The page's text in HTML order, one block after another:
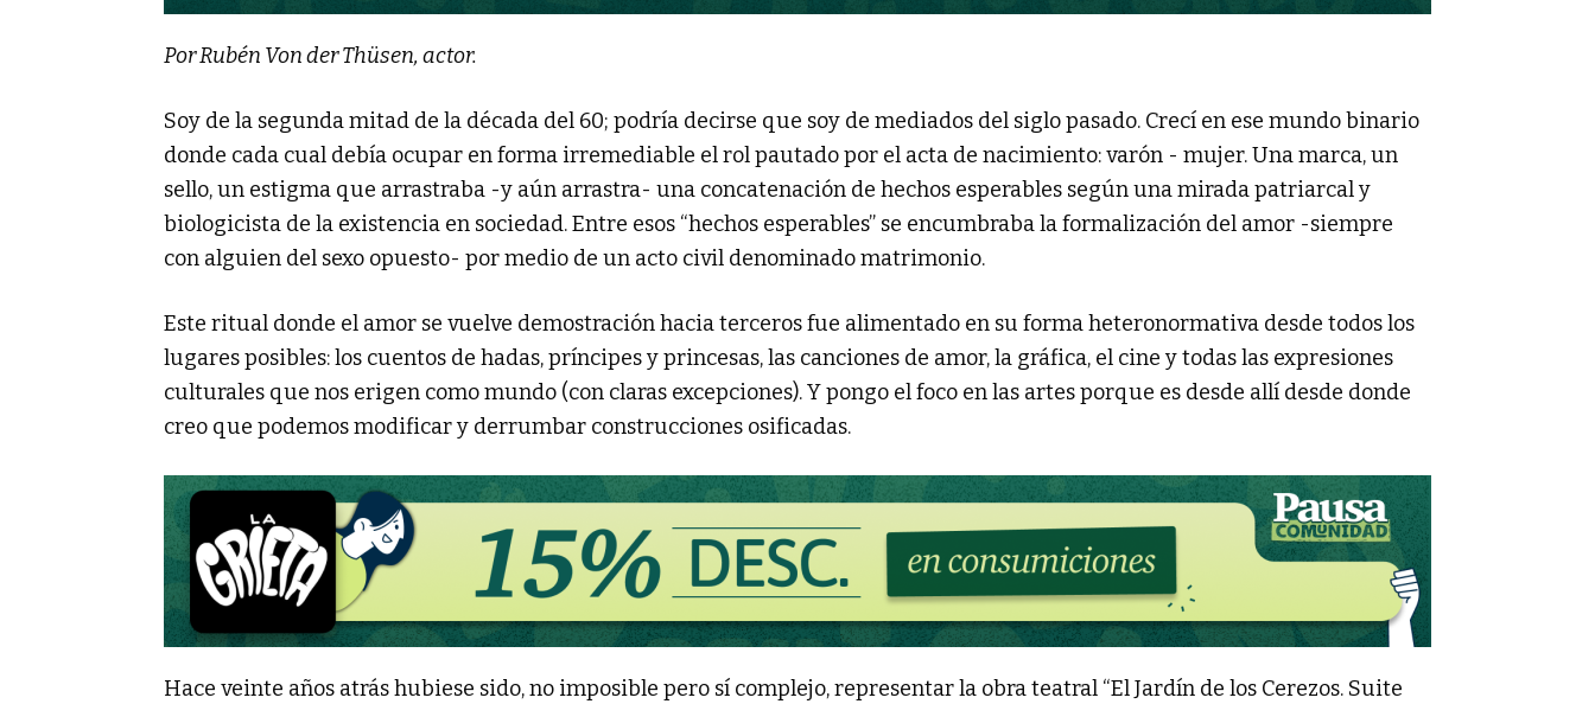
Por Rubén Von der Thüsen, actor.
Soy de la segunda mitad de la década del 60; podría decirse que soy de mediados del siglo pasado. Crecí en ese mundo binario
donde cada cual debía ocupar en forma irremediable el rol pautado por el acta de nacimiento: varón - mujer. Una marca, un
sello, un estigma que arrastraba -y aún arrastra- una concatenación de hechos esperables según una mirada patriarcal y
biologicista de la existencia en sociedad. Entre esos “hechos esperables” se encumbraba la formalización del amor -siempre
con alguien del sexo opuesto- por medio de un acto civil denominado matrimonio.
Este ritual donde el amor se vuelve demostración hacia terceros fue alimentado en su forma heteronormativa desde todos los
lugares posibles: los cuentos de hadas, príncipes y princesas, las canciones de amor, la gráfica, el cine y todas las expresiones
culturales que nos erigen como mundo (con claras excepciones). Y pongo el foco en las artes porque es desde allí desde donde
creo que podemos modificar y derrumbar construcciones osificadas.
Hace veinte años atrás hubiese sido, no imposible pero sí complejo, representar la obra teatral “El Jardín de los Cerezos. Suite